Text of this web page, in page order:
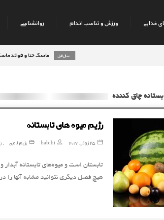
غذایی ورزش و تناسب اندام روانشناسی
ماسک حنا و فوائد ماسک حنا
چاق کننده
رژیم میوه های تابستانه
25 ژوئن, 2017 habibi رژیم لاغری ,
تابستان است و میوه‌های تابستانه
هیچ فصل دیگری نتوانید مشابه آنها را